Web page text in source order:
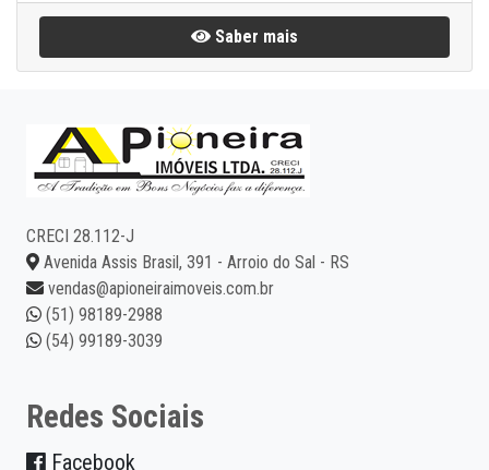
Saber mais
CRECI 28.112-J
Avenida Assis Brasil, 391 - Arroio do Sal - RS
vendas@apioneiraimoveis.com.br
(51) 98189-2988
(54) 99189-3039
Redes Sociais
Facebook